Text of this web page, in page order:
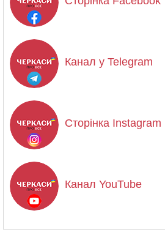
Канал у Telegram
Сторінка Instagram
Канал YouTube